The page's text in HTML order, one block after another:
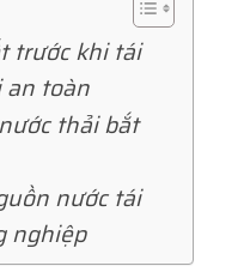
trước khi tái
an toàn
thải bắt
nước tái
nghiệp